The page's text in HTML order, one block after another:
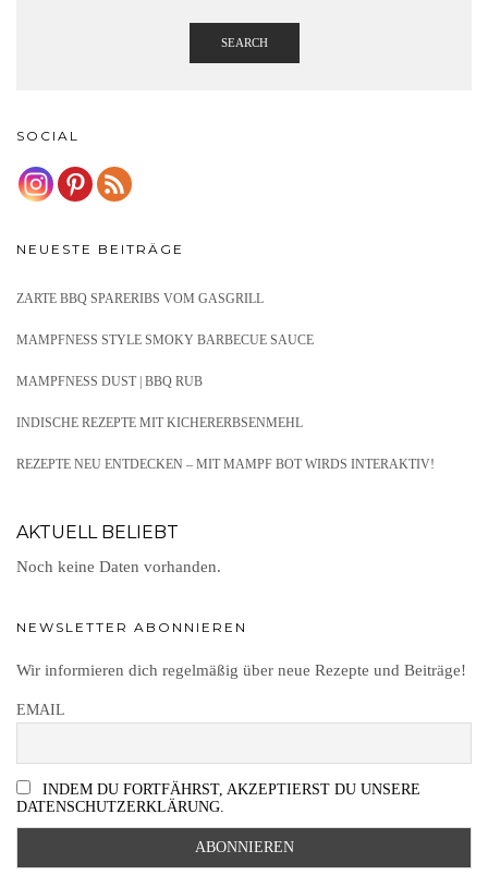
SEARCH
SOCIAL
NEUESTE BEITRÄGE
ZARTE BBQ SPARERIBS VOM GASGRILL
MAMPFNESS STYLE SMOKY BARBECUE SAUCE
MAMPFNESS DUST | BBQ RUB
INDISCHE REZEPTE MIT KICHERERBSENMEHL
REZEPTE NEU ENTDECKEN – MIT MAMPF BOT WIRDS INTERAKTIV!
AKTUELL BELIEBT
Noch keine Daten vorhanden.
NEWSLETTER ABONNIEREN
Wir informieren dich regelmäßig über neue Rezepte und Beiträge!
EMAIL
INDEM DU FORTFÄHRST, AKZEPTIERST DU UNSERE
DATENSCHUTZERKLÄRUNG.